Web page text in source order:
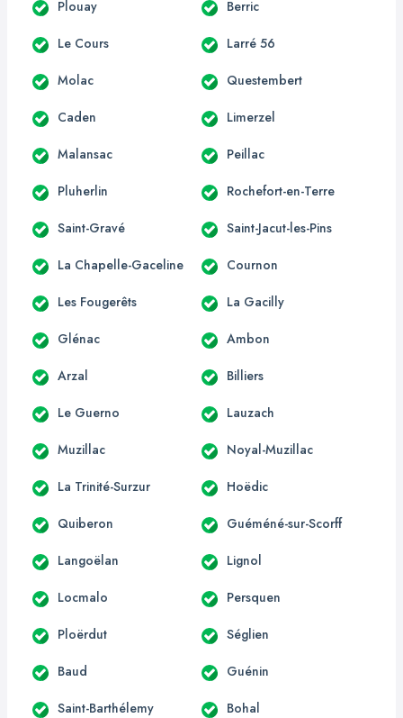
Plouay Berric
Le Cours Larré 56
Molac Questembert
Caden Limerzel
Malansac Peillac
Pluherlin Rochefort-en-Terre
Saint-Gravé Saint-Jacut-les-Pins
La Chapelle-Gaceline Cournon
Les Fougerêts La Gacilly
Glénac Ambon
Arzal Billiers
Le Guerno Lauzach
Muzillac Noyal-Muzillac
La Trinité-Surzur Hoëdic
Quiberon Guéméné-sur-Scorff
Langoëlan Lignol
Locmalo Persquen
Ploërdut Séglien
Baud Guénin
Saint-Barthélemy Bohal